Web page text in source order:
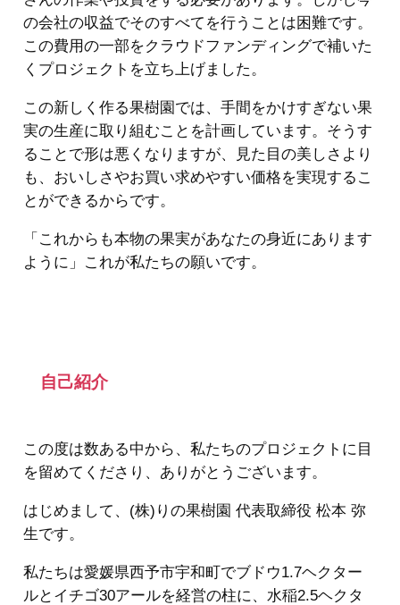
の会社の収益でそのすべてを行うことは困難です。
この費用の一部をクラウドファンディングで補いた
くプロジェクトを立ち上げました。
この新しく作る果樹園では、手間をかけすぎない果
実の生産に取り組むことを計画しています。そうす
ることで形は悪くなりますが、見た目の美しさより
も、おいしさやお買い求めやすい価格を実現するこ
とができるからです。
「これからも本物の果実があなたの身近にあります
ように」これが私たちの願いです。
自己紹介
この度は数ある中から、私たちのプロジェクトに目
を留めてくださり、ありがとうございます。
はじめまして、(株)りの果樹園 代表取締役 松本 弥
生です。
私たちは愛媛県西予市宇和町でブドウ1.7ヘクター
ルとイチゴ30アールを経営の柱に、水稲2.5ヘクタ